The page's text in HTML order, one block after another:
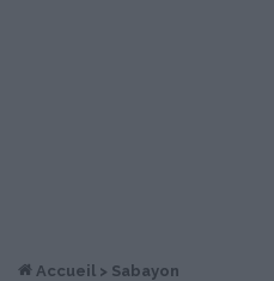
Accueil > Sabayon